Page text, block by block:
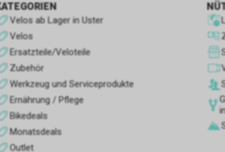
Velos ab Lager in Uster
Velos
Ersatzteile/Veloteile
Zubehör
Werkzeug und Serviceprodukte
Ernährung / Pflege
Bikedeals
Monatsdeals
Outlet
über die Anzeigen sammeln, die den
Sie können anonym sein, wenn sie nur
Werbeflächen sammeln, ohne den Benutzer
wenn sie personenbezogene Daten des
sammeln, um diese Werbeflächen zu
Surferlebnis des Benutzers im Geschäft,
auch eine eindeutige und